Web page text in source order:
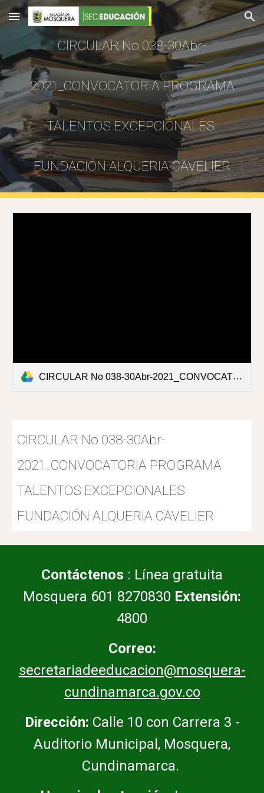
Skip to main content Skip to navigation
CIRCULAR No 038-30Abr-
2021_CONVOCATORIA PROGRAMA
TALENTOS EXCEPCIONALES
FUNDACIÓN ALQUERIA CAVELIER
CIRCULAR No 038-30Abr-2021_CONVOCATORIA PROGRAMA TALENTOS EXCEPCIONALES FUNDACIÓN ALQUERIA CAVELIER.pdf
CIRCULAR No 038-30Abr-
2021_CONVOCATORIA PROGRAMA
TALENTOS EXCEPCIONALES
FUNDACIÓN ALQUERIA CAVELIER
Contáctenos : Línea gratuita
Mosquera 601 8270830 Extensión:
4800
Correo:
secretariadeeducacion@mosquera-
cundinamarca.gov.co
Dirección: Calle 10 con Carrera 3 -
Auditorio Municipal, Mosquera,
Cundinamarca.